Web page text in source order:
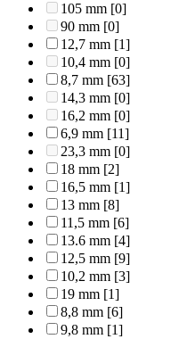
105 mm [0]
90 mm [0]
12,7 mm [1]
10,4 mm [0]
8,7 mm [63]
14,3 mm [0]
16,2 mm [0]
6,9 mm [11]
23,3 mm [0]
18 mm [2]
16,5 mm [1]
13 mm [8]
11,5 mm [6]
13.6 mm [4]
12,5 mm [9]
10,2 mm [3]
19 mm [1]
8,8 mm [6]
9,8 mm [1]